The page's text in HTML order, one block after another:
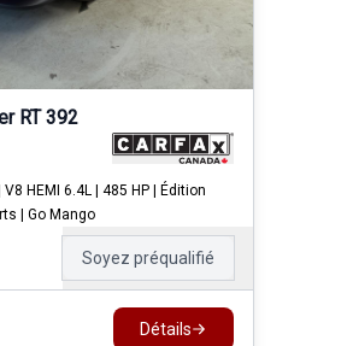
RT 392
HEMI 6.4L | 485 HP | Édition
| Go Mango
Soyez préqualifié
Détails